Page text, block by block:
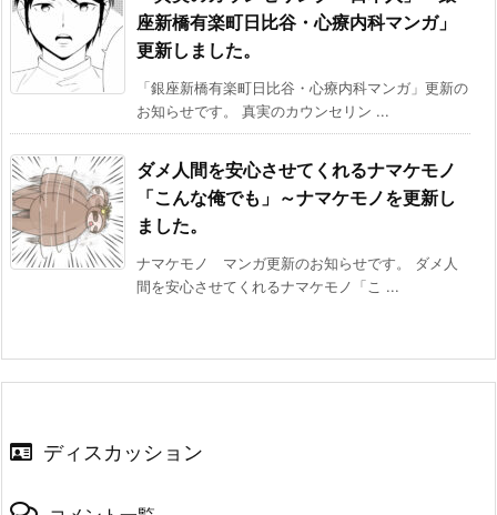
座新橋有楽町日比谷・心療内科マンガ」
更新しました。
「銀座新橋有楽町日比谷・心療内科マンガ」更新の
お知らせです。 真実のカウンセリン ...
ダメ人間を安心させてくれるナマケモノ
「こんな俺でも」～ナマケモノを更新し
ました。
ナマケモノ マンガ更新のお知らせです。 ダメ人
間を安心させてくれるナマケモノ「こ ...
ディスカッション